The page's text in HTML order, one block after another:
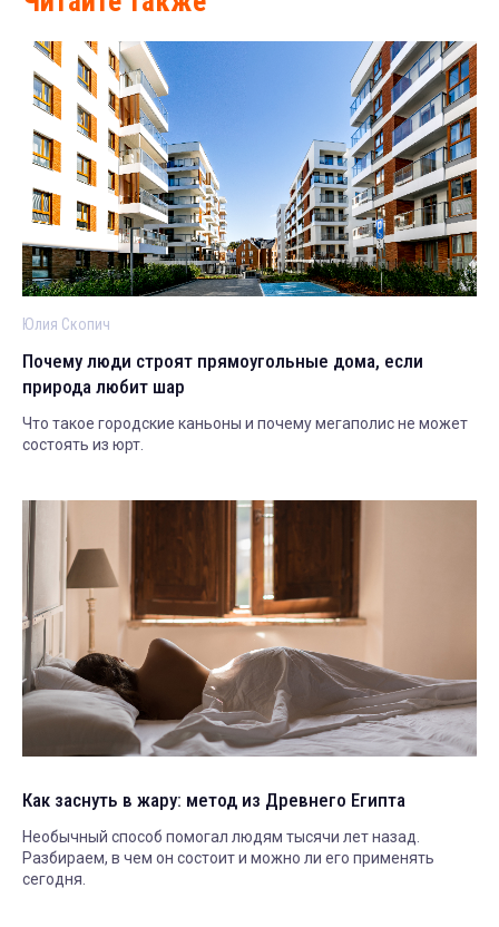
Юлия Скопич
Почему люди строят прямоугольные дома, если
природа любит шар
Что такое городские каньоны и почему мегаполис не может
состоять из юрт.
Как заснуть в жару: метод из Древнего Египта
Необычный способ помогал людям тысячи лет назад.
Разбираем, в чем он состоит и можно ли его применять
сегодня.